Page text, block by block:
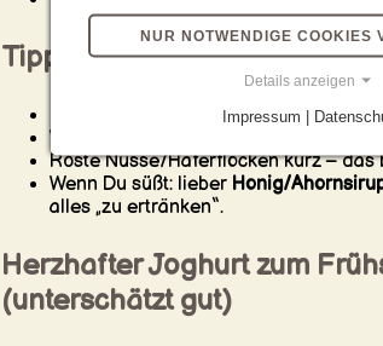
Tipps für mehr Geschmack
als natürliche
Würze mit
oder
Röste Nüsse/Haferflocken kurz – das
Wenn Du süßt: lieber Honig/
alles „zu ertränken“.
Herzhafter Joghurt zum
(unterschätzt gut)
NUR NOTWENDIGE COOKIES
Details anzeigen
Impressum |